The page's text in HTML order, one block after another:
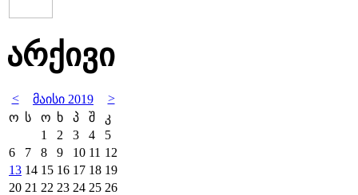
არქივი
< მაისი 2019
>
ო ს ო ხ პ შ
კ
1
2 3 4
5
6
7 8 9 10 11 12
13 14 15 16 17 18 19
20 21 22 23 24 25 26